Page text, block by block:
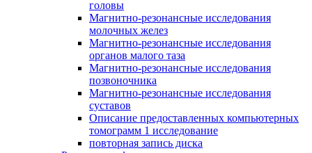
головы
Магнитно-резонансные исследования
молочных желез
Магнитно-резонансные исследования
органов малого таза
Магнитно-резонансные исследования
позвоночника
Магнитно-резонансные исследования
суставов
Описание предоставленных компьютерных
томограмм 1 исследование
повторная запись диска